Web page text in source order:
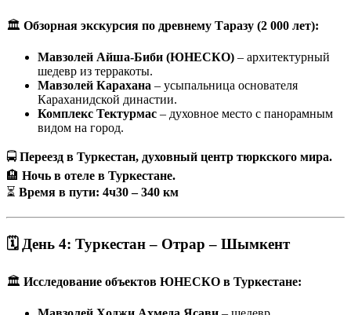
🏛 Обзорная экскурсия по древнему Таразу (2 000 лет):
Мавзолей Айша-Биби (ЮНЕСКО) – архитектурный
шедевр из терракоты.
Мавзолей Карахана – усыпальница основателя
Караханидской династии.
Комплекс Тектурмас – духовное место с панорамным
видом на город.
🚍 Переезд в Туркестан, духовный центр тюркского мира.
🏨 Ночь в отеле в Туркестане.
⏳ Время в пути: 4ч30 – 340 км
🗓 День 4: Туркестан – Отрар – Шымкент
🏛 Исследование объектов ЮНЕСКО в Туркестане: